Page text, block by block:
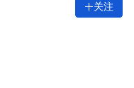
关注